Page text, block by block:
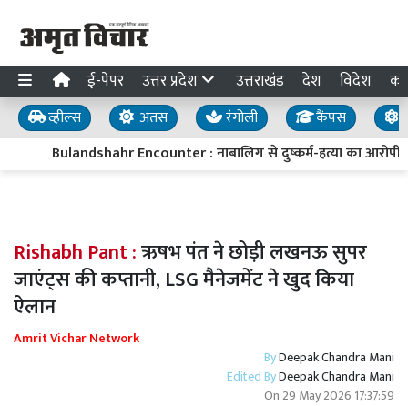
ई-पेपर उत्तर प्रदेश उत्तराखंड देश विदेश
व्हील्स अंतस रंगोली कैंपस
Bulandshahr Encounter : नाबालिग से दुष्कर्म-हत्या का आरोपी
Rishabh Pant :ऋषभ पंत ने छोड़ी लखनऊ सुपर
जाएंट्स की कप्तानी, LSG मैनेजमेंट ने खुद किया
ऐलान
Amrit Vichar Network
ByDeepak Chandra Mani
Edited ByDeepak Chandra Mani
On 29 May 2026 17:37:59